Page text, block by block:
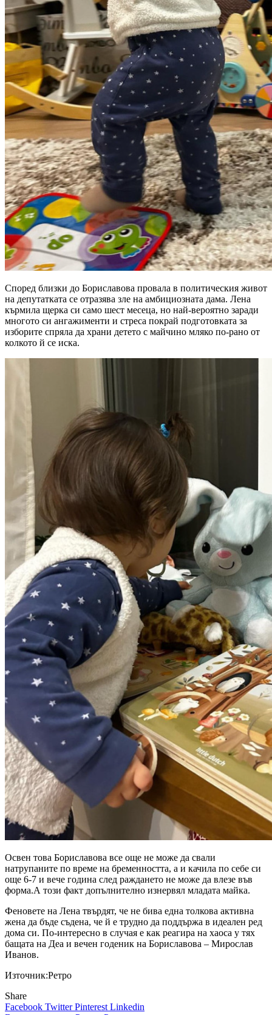
Според близки до Бориславова провала в политическия живот
на депутатката се отразява зле на амбициозната дама. Лена
кърмила щерка си само шест месеца, но най-вероятно заради
многото си ангажименти и стреса покрай подготовката за
изборите спряла да храни детето с майчино мляко по-рано от
колкото й се иска.
Освен това Бориславова все още не може да свали
натрупаните по време на бременността, а и качила по себе си
още 6-7 и вече година след раждането не може да влезе във
форма.А този факт допълнително изнервял младата майка.
Феновете на Лена твърдят, че не бива една толкова активна
жена да бъде съдена, че й е трудно да поддържа в идеален ред
дома си. По-интересно в случая е как реагира на хаоса у тях
бащата на Деа и вечен годеник на Бориславова – Мирослав
Иванов.
Източник:Ретро
Share
Facebook TwitterPinterest Linkedin